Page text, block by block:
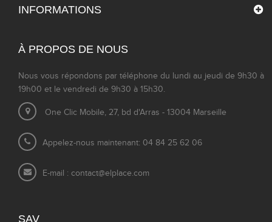
INFORMATIONS
À PROPOS DE NOUS
Nous vous répondons par téléphone du lundi au jeudi de 9h30 à
19h00 et le vendredi de 9h30 à 15h30.
One Clic Mobile, 27, bd d'Arras - 13004 Marseille
Appelez-nous maintenant: 04 84 25 62 06
E-mail : contact@elplace.com
SAV